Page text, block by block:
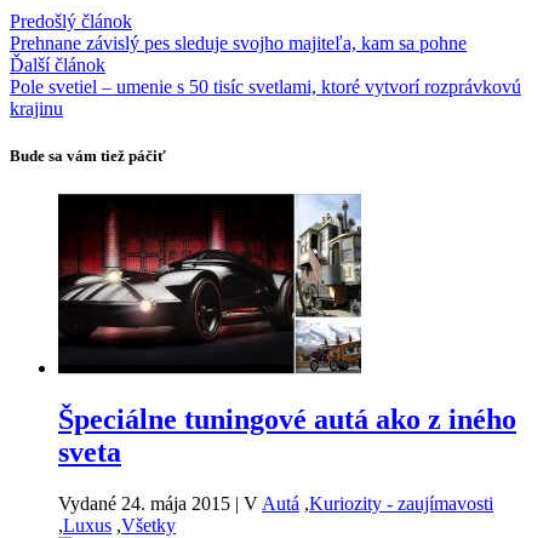
Predošlý článok
Prehnane závislý pes sleduje svojho majiteľa, kam sa pohne
Ďalší článok
Pole svetiel – umenie s 50 tisíc svetlami, ktoré vytvorí rozprávkovú
krajinu
Bude sa vám tiež páčiť
Špeciálne tuningové autá ako z iného
sveta
Vydané 24. mája 2015 | V Autá ,Kuriozity - zaujímavosti
,Luxus ,Všetky